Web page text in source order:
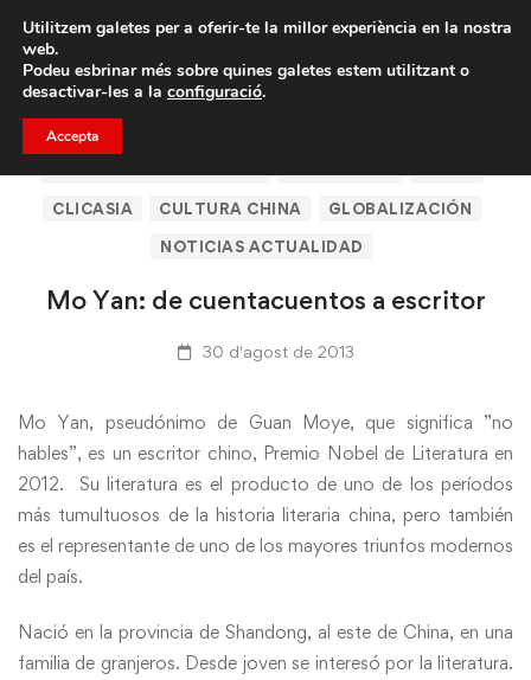
Porta un amic i emporteu-vos un total de 75€ de
descompte.
CLICASIA
CULTURA CHINA
GLOBALIZACIÓN
NOTICIAS ACTUALIDAD
Mo Yan: de cuentacuentos a escritor
30 d'agost de 2013
Mo Yan, pseudónimo de Guan Moye, que significa ”no
hables”, es un escritor chino, Premio Nobel de Literatura en
2012. Su literatura es el producto de uno de los períodos
más tumultuosos de la historia literaria china, pero también
es el representante de uno de los mayores triunfos modernos
del país.
Nació en la provincia de Shandong, al este de China, en una
familia de granjeros. Desde joven se interesó por la literatura.
Utilitzem galetes per a oferir-te la millor experiència en la nostra
web.
Podeu esbrinar més sobre quines galetes estem utilitzant o
desactivar-les a la configuració.
Accepta